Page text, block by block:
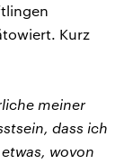
Kurz
meiner
dass ich
wovon